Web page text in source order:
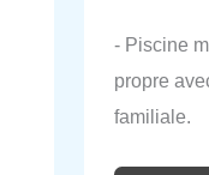
- Piscine
propre
familiale.